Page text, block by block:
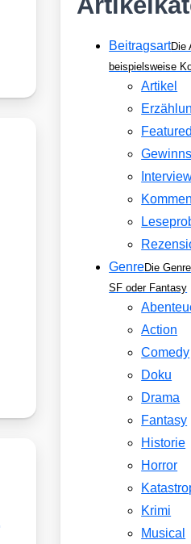
BeitragsartDie
beispielsweise
Artikel
GenreDie
SF oder Fantasy
Action
Comedy
Doku
Drama
Fantasy
Historie
Horror
Krimi
Musical